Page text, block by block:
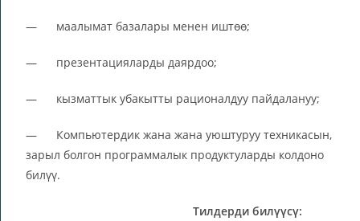
— маалымат базалары менен иштөө;
— презентацияларды даярдоо;
— кызматтык убакытты рационалдуу пайдалануу;
— Компьютердик жана жана уюштуруу техникасын,
зарыл болгон программалык продуктуларды колдоно
билүү.
Тилдерди билүүсү: